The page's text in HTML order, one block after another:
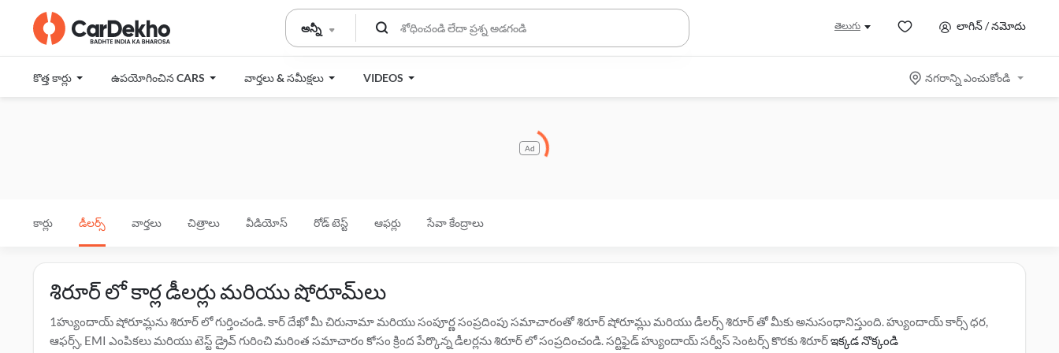
అన్నీ తెలుగు లాగిన్ / నమోదు
కొత్త కార్లు ఉపయోగించిన CARS వార్తలు & సమీక్షలు VIDEOS నగరాన్ని ఎంచుకోండి
Ad
కార్లు డీలర్స్ వార్తలు చిత్రాలు వీడియోస్ రోడ్ టెస్ట్ ఆఫర్లు సేవా కేంద్రాలు
శిరూర్ లో కార్ల డీలర్లు మరియు షోరూమ్‌లు
1హ్యుందాయ్ షోరూమ్లను శిరూర్ లో గుర్తించండి. కార్ దేఖో మీ చిరునామా మరియు సంపూర్ణ సంప్రదింపు సమాచారంతో శిరూర్ షోరూమ్లు మరియు డీలర్స్ శిరూర్ తో మీకు అనుసంధానిస్తుంది. హ్యుందాయ్ కార్స్ ధర,
ఆఫర్స్, EMI ఎంపికలు మరియు టెస్ట్ డ్రైవ్ గురించి మరింత సమాచారం కోసం క్రింద పేర్కొన్న డీలర్లను శిరూర్ లో సంప్రదించండి. సర్టిఫైడ్ హ్యుందాయ్ సర్వీస్ సెంటర్స్ కొరకు శిరూర్ఇక్కడ నొక్కండి